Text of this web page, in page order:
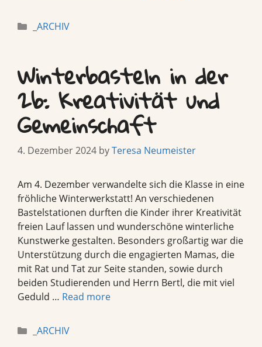
Categories
_ARCHIV
Winterbasteln in der
2b: Kreativität und
Gemeinschaft
4. Dezember 2024 byTeresa Neumeister
Am 4. Dezember verwandelte sich die Klasse in eine
fröhliche Winterwerkstatt! An verschiedenen
Bastelstationen durften die Kinder ihrer Kreativität
freien Lauf lassen und wunderschöne winterliche
Kunstwerke gestalten. Besonders großartig war die
Unterstützung durch die engagierten Mamas, die
mit Rat und Tat zur Seite standen, sowie durch
beiden Studierenden und Herrn Bertl, die mit viel
Geduld … Read more
Categories
_ARCHIV